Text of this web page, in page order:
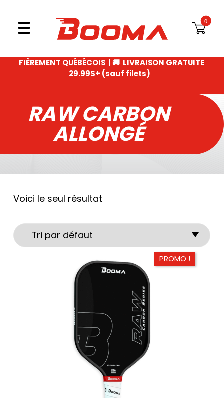
MENU
PING PONG
FIÈREMENT QUÉBÉCOIS | 🚚 LIVRAISON GRATUITE
29.99$+ (sauf filets)
RAW CARBON
ALLONGÉ
Voici le seul résultat
PROMO !